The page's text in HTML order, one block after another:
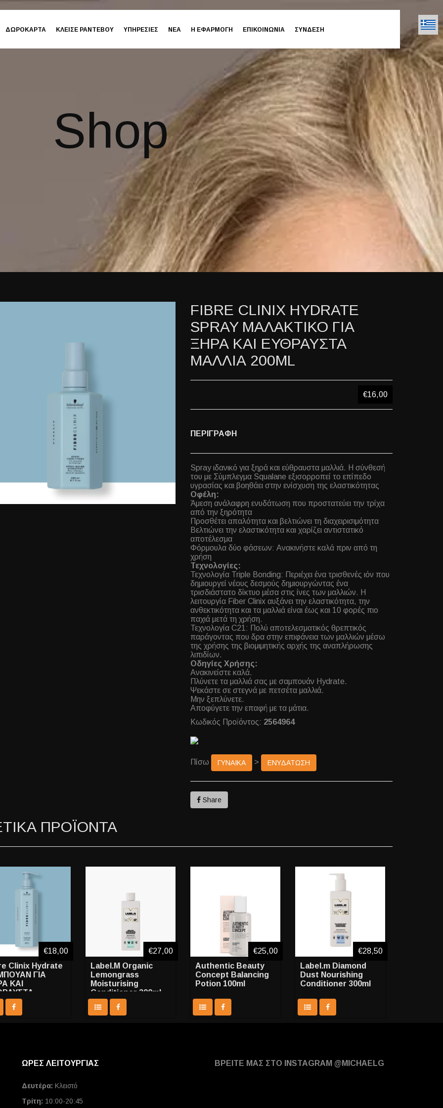
ΔΩΡΟΚΑΡΤΑ ΚΛΕΙΣΕ ΡΑΝΤΕΒΟΥ ΥΠΗΡΕΣΙΕΣ ΝΕΑ Η ΕΦΑΡΜΟΓΗ ΕΠΙΚΟΙΝΩΝΙΑ ΣΥΝΔΕΣΗ
Shop
FIBRE CLINIX HYDRATE
SPRAY ΜΑΛΑΚΤΙΚΟ ΓΙΑ
ΞΗΡΑ ΚΑΙ ΕΥΘΡΑΥΣΤΑ
ΜΑΛΛΙΑ 200ML
€16,00
ΠΕΡΙΓΡΑΦΗ
Spray ιδανικό για ξηρά και εύθραυστα μαλλιά. Η σύνθεσή
του με Σύμπλεγμα Squalane εξισορροπεί το επίπεδο
υγρασίας και βοηθάει στην ενίσχυση της ελαστικότητας
Οφέλη:
Άμεση ανάλαφρη ενυδάτωση που προστατεύει την τρίχα
από την ξηρότητα
Προσθέτει απαλότητα και βελτιώνει τη διαχειρισιμότητα
Βελτιώνει την ελαστικότητα και χαρίζει αντιστατικό
αποτέλεσμα
Φόρμουλα δύο φάσεων: Ανακινήστε καλά πριν από τη
χρήση
Τεχνολογίες:
Τεχνολογία Triple Bonding: Περιέχει ένα τρισθενές ιόν που
δημιουργεί νέους δεσμούς δημιουργώντας ένα
τρισδιάστατο δίκτυο μέσα στις ίνες των μαλλιών. Η
λειτουργία Fiber Clinix αυξάνει την ελαστικότητα, την
ανθεκτικότητα και τα μαλλιά είναι έως και 10 φορές πιο
παχιά μετά τη χρήση.
Τεχνολογία C21: Πολύ αποτελεσματικός θρεπτικός
παράγοντας που δρα στην επιφάνεια των μαλλιών μέσω
της χρήσης της βιομιμητικής αρχής της αναπλήρωσης
λιπιδίων.
Οδηγίες Χρήσης:
Ανακινείστε καλά.
Πλύνετε τα μαλλιά σας με σαμπουάν Hydrate.
Ψεκάστε σε στεγνά με πετσέτα μαλλιά.
Μην ξεπλύνετε.
Αποφύγετε την επαφή με τα μάτια.
Κωδικός Προϊόντος: 2564964
Πίσω ΓΥΝΑΙΚΑ > ΕΝΥΔΑΤΩΣΗ
Share
ΠΡΟΪΟΝΤΑ
Clinix Hydrate
ΓΙΑ
ΚΑΙ
300ml
€18,00
Label.M Organic
Lemongrass
Moisturising
Conditioner 300ml
€27,00
Authentic Beauty
Concept Balancing
Potion 100ml
€25,00
Label.m Diamond
Dust Nourishing
Conditioner 300ml
€28,50
ΩΡΕΣ ΛΕΙΤΟΥΡΓΙΑΣ
Δευτέρα: Κλειστό
Τρίτη: 10:00-20:45
ΒΡΕΙΤΕ ΜΑΣ ΣΤΟ INSTAGRAM @MICHAELG